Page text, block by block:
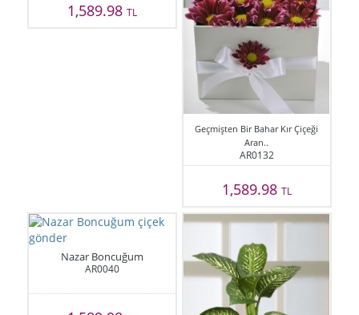
1,589.98TL
Geçmişten Bir Bahar Kır Çiçeği
Aran..
AR0132
1,589.98 TL
Nazar Boncuğum
AR0040